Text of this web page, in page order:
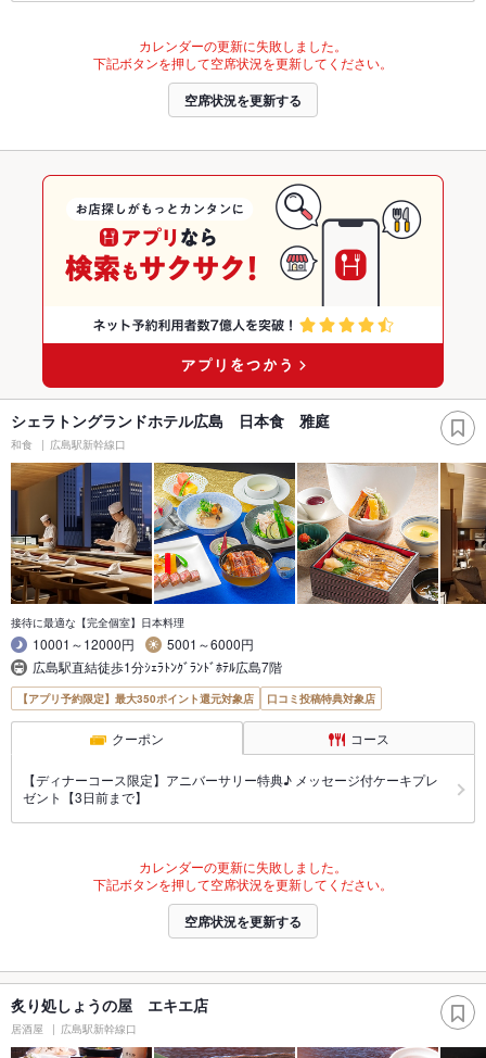
カレンダーの更新に失敗しました。
下記ボタンを押して空席状況を更新してください。
空席状況を更新する
シェラトングランドホテル広島 日本食 雅庭
和食 広島駅新幹線口
接待に最適な【完全個室】日本料理
10001～12000円
5001～6000円
広島駅直結徒歩1分ｼｪﾗﾄﾝｸﾞﾗﾝﾄﾞﾎﾃﾙ広島7階
【アプリ予約限定】最大350ポイント還元対象店 口コミ投稿特典対象店
クーポン コース
【ディナーコース限定】アニバーサリー特典♪ メッセージ付ケーキプレ
ゼント【3日前まで】
カレンダーの更新に失敗しました。
下記ボタンを押して空席状況を更新してください。
空席状況を更新する
炙り処しょうの屋 エキエ店
居酒屋 広島駅新幹線口